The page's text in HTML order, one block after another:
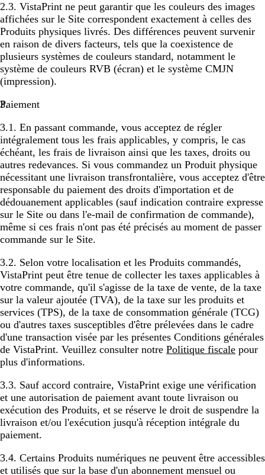
2.3. VistaPrint ne peut garantir que les couleurs des images
affichées sur le Site correspondent exactement à celles des
Produits physiques livrés. Des différences peuvent survenir
en raison de divers facteurs, tels que la coexistence de
plusieurs systèmes de couleurs standard, notamment le
système de couleurs RVB (écran) et le système CMJN
(impression).
Paiement
3.1. En passant commande, vous acceptez de régler
intégralement tous les frais applicables, y compris, le cas
échéant, les frais de livraison ainsi que les taxes, droits ou
autres redevances. Si vous commandez un Produit physique
nécessitant une livraison transfrontalière, vous acceptez d'être
responsable du paiement des droits d'importation et de
dédouanement applicables (sauf indication contraire expresse
sur le Site ou dans l'e-mail de confirmation de commande),
même si ces frais n'ont pas été précisés au moment de passer
commande sur le Site.
3.2. Selon votre localisation et les Produits commandés,
VistaPrint peut être tenue de collecter les taxes applicables à
votre commande, qu'il s'agisse de la taxe de vente, de la taxe
sur la valeur ajoutée (TVA), de la taxe sur les produits et
services (TPS), de la taxe de consommation générale (TCG)
ou d'autres taxes susceptibles d'être prélevées dans le cadre
d'une transaction visée par les présentes Conditions générales
de VistaPrint. Veuillez consulter notre Politique fiscale pour
plus d'informations.
3.3. Sauf accord contraire, VistaPrint exige une vérification
et une autorisation de paiement avant toute livraison ou
exécution des Produits, et se réserve le droit de suspendre la
livraison et/ou l'exécution jusqu'à réception intégrale du
paiement.
3.4. Certains Produits numériques ne peuvent être accessibles
et utilisés que sur la base d'un abonnement mensuel ou